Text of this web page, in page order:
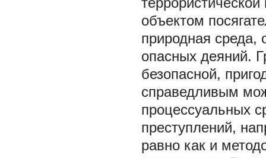
объектом
природная среда,
опасных деяний.
безопасной,
справедливым
процессуальных
преступлений,
равно как и